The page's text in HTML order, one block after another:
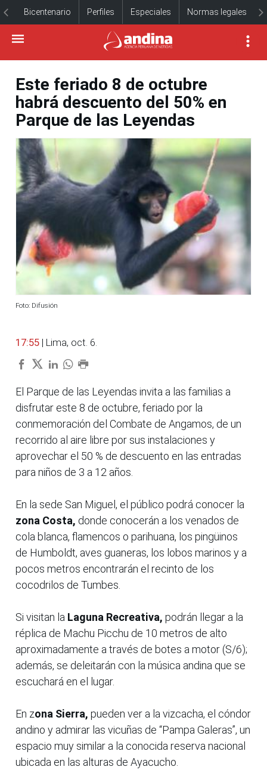
Bicentenario Perfiles Especiales Normas legales
Este feriado 8 de octubre
habrá descuento del 50% en
Parque de las Leyendas
Foto: Difusión
17:55 | Lima, oct. 6.
El Parque de las Leyendas invita a las familias a
disfrutar este 8 de octubre, feriado por la
conmemoración del Combate de Angamos, de un
recorrido al aire libre por sus instalaciones y
aprovechar el 50 % de descuento en las entradas
para niños de 3 a 12 años.
En la sede San Miguel, el público podrá conocer la
zona Costa, donde conocerán a los venados de
cola blanca, flamencos o parihuana, los pingüinos
de Humboldt, aves guaneras, los lobos marinos y a
pocos metros encontrarán el recinto de los
cocodrilos de Tumbes.
Si visitan la Laguna Recreativa, podrán llegar a la
réplica de Machu Picchu de 10 metros de alto
aproximadamente a través de botes a motor (S/6);
además, se deleitarán con la música andina que se
escuchará en el lugar.
En zona Sierra, pueden ver a la vizcacha, el cóndor
andino y admirar las vicuñas de “Pampa Galeras”, un
espacio muy similar a la conocida reserva nacional
ubicada en las alturas de Ayacucho.